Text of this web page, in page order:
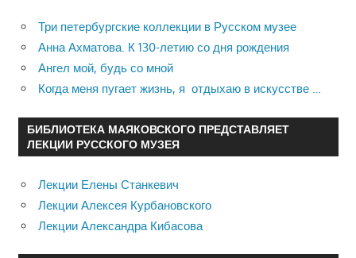
Три петербургские коллекции в Русском музее
Анна Ахматова. К 130-летию со дня рождения
Ангел мой, будь со мной
Когда меня пугает жизнь, я отдыхаю в искусстве …
БИБЛИОТЕКА МАЯКОВСКОГО ПРЕДСТАВЛЯЕТ
ЛЕКЦИИ РУССКОГО МУЗЕЯ
Лекции Елены Станкевич
Лекции Алексея Курбановского
Лекции Александра Кибасова